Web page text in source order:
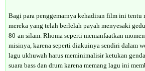
Bagi para penggemarnya kehadiran film ini tentu
mereka yang telah berlelah payah menyesaki
80-an silam. Rhoma seperti memanfaatkan
misinya, karena seperti diakuinya sendiri dalam
lagu ukhuwah harus meminimalisir ketukan
suara bass dan drum karena memang lagu ini